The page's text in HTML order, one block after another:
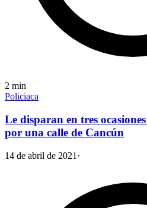
2 min
Policiaca
Le disparan en tres
por una calle de Cancún
14 de abril de 2021 ·